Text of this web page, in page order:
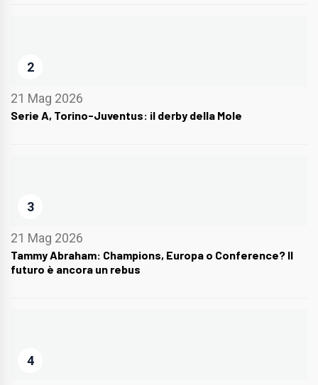
2
21 Mag 2026
Serie A, Torino-Juventus: il derby della Mole
3
21 Mag 2026
Tammy Abraham: Champions, Europa o Conference? Il
futuro è ancora un rebus
4